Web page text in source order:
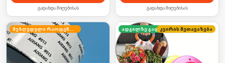
გადახდა მიღებისას გადახდა მიღებისას
შეზღუდული რაოდენობა ადგილზე გადახდა
კვირის შეთავაზება